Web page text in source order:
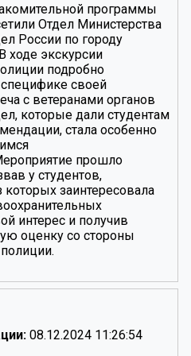
программы
Отдел Министерства
России по городу
ходе экскурсии
подробно
специфике своей
с ветеранами органов
которые дали студентам
стала особенно
прошло
у студентов,
которых заинтересовала
интерес и получив
оценку со стороны
08.12.2024 11:26:54